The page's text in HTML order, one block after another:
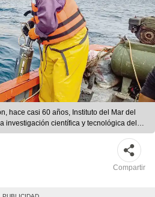
hace casi 60 años, Instituto del Mar del
investigación científica y tecnológica del
exoficiales de la Marina de Guerra del
Compartir